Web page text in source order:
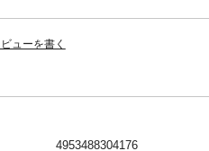
ューを書く
4953488304176